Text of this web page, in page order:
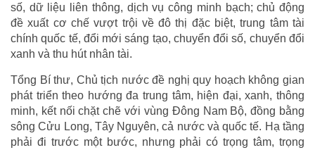
số, dữ liệu liên thông, dịch vụ công minh bạch; chủ động
đề xuất cơ chế vượt trội về đô thị đặc biệt, trung tâm tài
chính quốc tế, đổi mới sáng tạo, chuyển đổi số, chuyển đổi
xanh và thu hút nhân tài.
Tổng Bí thư, Chủ tịch nước đề nghị quy hoạch không gian
phát triển theo hướng đa trung tâm, hiện đại, xanh, thông
minh, kết nối chặt chẽ với vùng Đông Nam Bộ, đồng bằng
sông Cửu Long, Tây Nguyên, cả nước và quốc tế. Hạ tầng
phải đi trước một bước, nhưng phải có trọng tâm, trọng